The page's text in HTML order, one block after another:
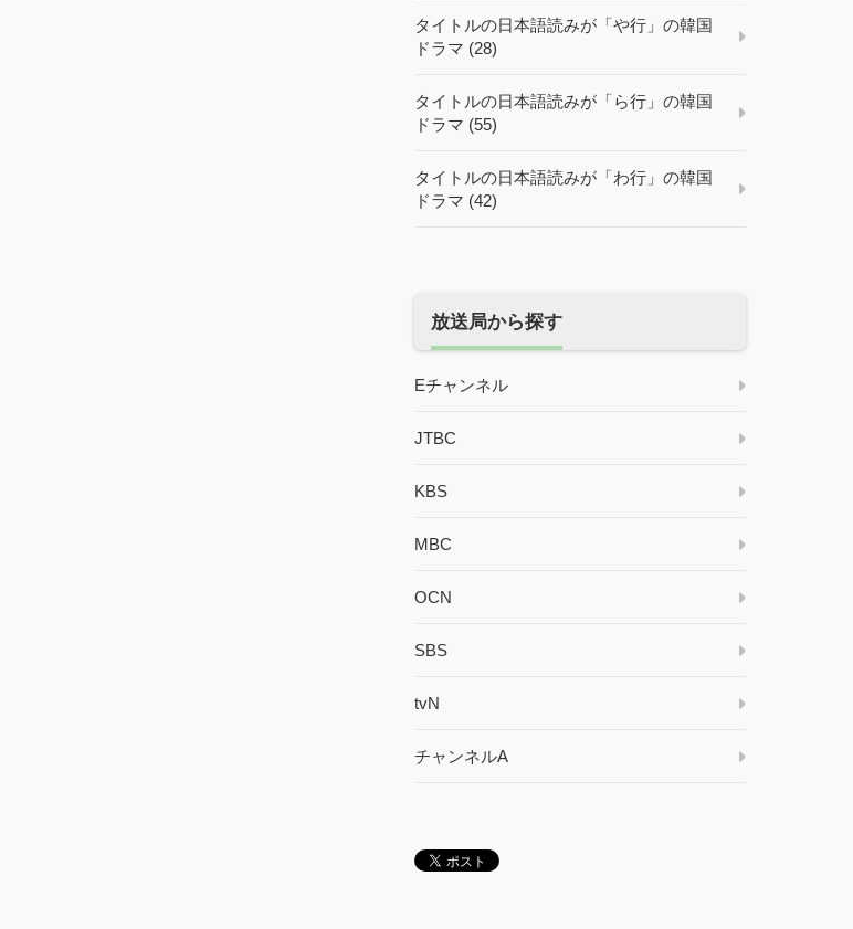
タイトルの日本語読みが「や行」の韓国
ドラマ (28)
タイトルの日本語読みが「ら行」の韓国
ドラマ (55)
タイトルの日本語読みが「わ行」の韓国
ドラマ (42)
放送局から探す
Eチャンネル
JTBC
KBS
MBC
OCN
SBS
tvN
チャンネルA